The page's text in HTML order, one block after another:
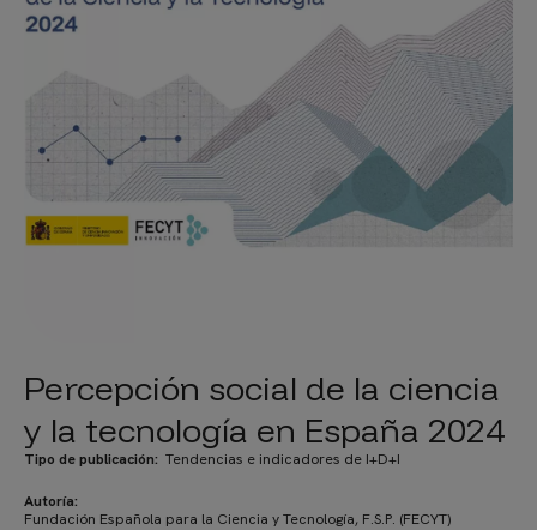
Percepción social de la ciencia
y la tecnología en España 2024
Tipo de publicación Tendencias e indicadores de I+D+I
Autoría
Fundación Española para la Ciencia y Tecnología, F.S.P. (FECYT)